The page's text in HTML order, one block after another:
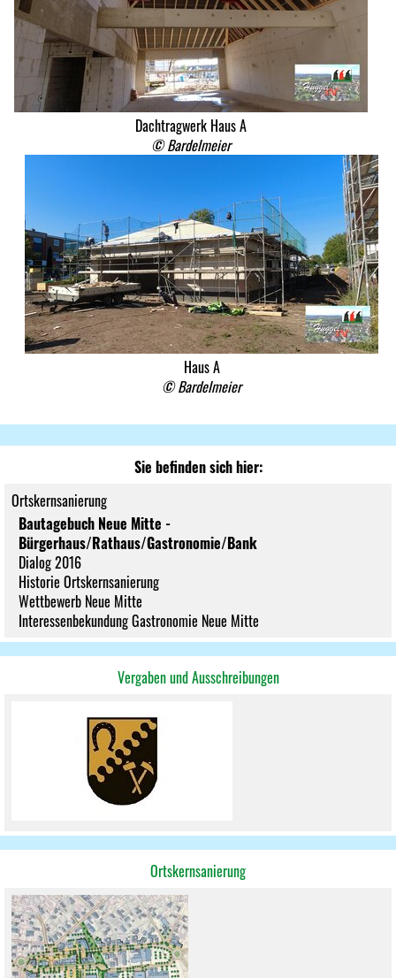
Dachtragwerk Haus A
© Bardelmeier
Haus A
© Bardelmeier
Sie befinden sich hier:
Ortskernsanierung
Bautagebuch Neue Mitte -
Bürgerhaus/Rathaus/Gastronomie/Bank
Dialog 2016
Historie Ortskernsanierung
Wettbewerb Neue Mitte
Interessenbekundung Gastronomie Neue Mitte
Vergaben und Ausschreibungen
Ortskernsanierung